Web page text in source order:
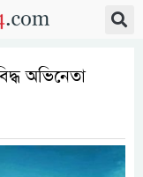
অভিনেতা